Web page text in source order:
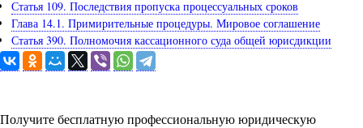
Статья 109. Последствия пропуска процессуальных сроков
Глава 14.1. Примирительные процедуры. Мировое соглашение
Статья 390. Полномочия кассационного суда общей юрисдикции
Получите бесплатную профессиональную юридическую